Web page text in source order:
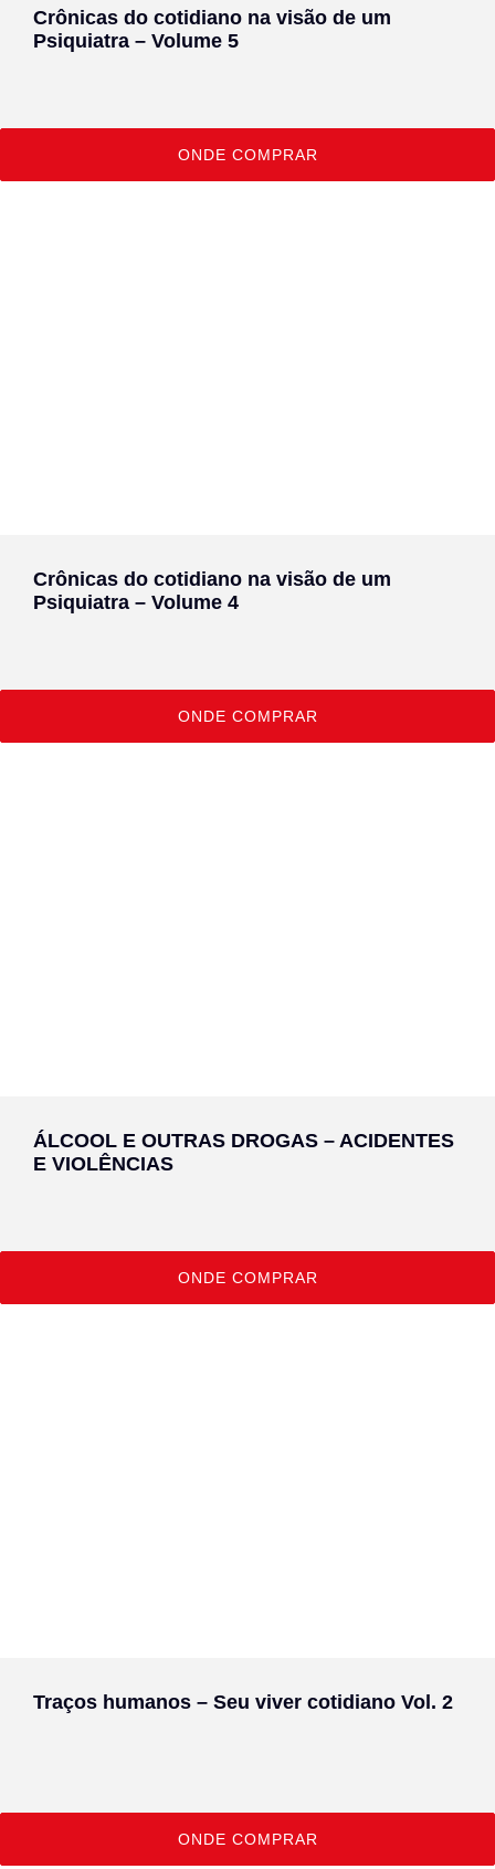
Crônicas do cotidiano na visão de um
Psiquiatra – Volume 5
ONDE COMPRAR
Crônicas do cotidiano na visão de um
Psiquiatra – Volume 4
ONDE COMPRAR
ÁLCOOL E OUTRAS DROGAS – ACIDENTES
E VIOLÊNCIAS
ONDE COMPRAR
Traços humanos – Seu viver cotidiano Vol. 2
ONDE COMPRAR